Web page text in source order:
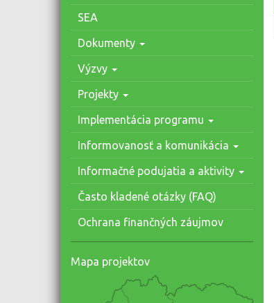
SEA
Dokumenty
Výzvy
Projekty
Implementácia programu
Informovanosť a komunikácia
Informačné podujatia a aktivity
Často kladené otázky (FAQ)
Ochrana finančných záujmov
Mapa projektov